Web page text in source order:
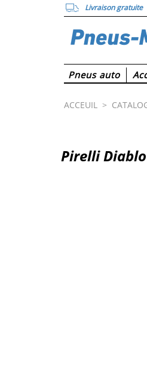
Livraison gratuite
Pneus auto
ACCEUIL >
Pirelli